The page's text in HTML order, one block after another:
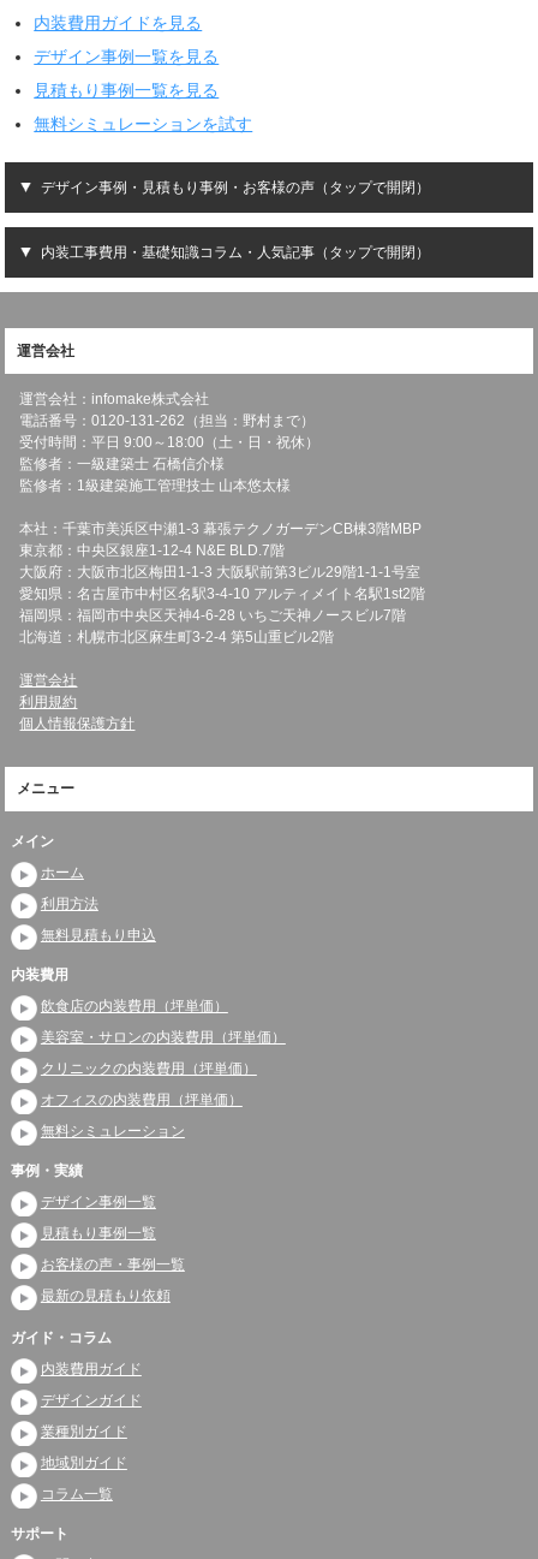
内装費用ガイドを見る
デザイン事例一覧を見る
見積もり事例一覧を見る
無料シミュレーションを試す
デザイン事例・見積もり事例・お客様の声（タップで開閉）
内装工事費用・基礎知識コラム・人気記事（タップで開閉）
運営会社
運営会社：infomake株式会社
電話番号：0120-131-262（担当：野村まで）
受付時間：平日 9:00～18:00（土・日・祝休）
監修者：一級建築士 石橋信介様
監修者：1級建築施工管理技士 山本悠太様
本社：千葉市美浜区中瀬1-3 幕張テクノガーデンCB棟3階MBP
東京都：中央区銀座1-12-4 N&E BLD.7階
大阪府：大阪市北区梅田1-1-3 大阪駅前第3ビル29階1-1-1号室
愛知県：名古屋市中村区名駅3-4-10 アルティメイト名駅1st2階
福岡県：福岡市中央区天神4-6-28 いちご天神ノースビル7階
北海道：札幌市北区麻生町3-2-4 第5山重ビル2階
運営会社
利用規約
個人情報保護方針
メニュー
メイン
ホーム
利用方法
無料見積もり申込
内装費用
飲食店の内装費用（坪単価）
美容室・サロンの内装費用（坪単価）
クリニックの内装費用（坪単価）
オフィスの内装費用（坪単価）
無料シミュレーション
事例・実績
デザイン事例一覧
見積もり事例一覧
お客様の声・事例一覧
最新の見積もり依頼
ガイド・コラム
内装費用ガイド
デザインガイド
業種別ガイド
地域別ガイド
コラム一覧
サポート